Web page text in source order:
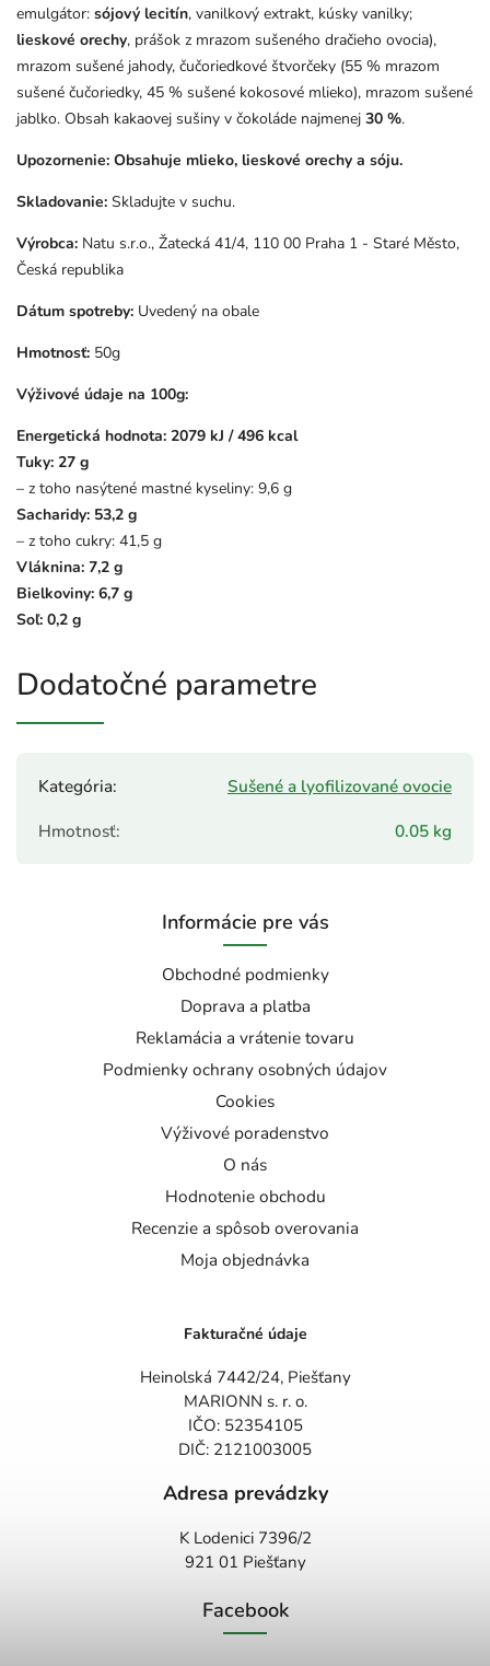
emulgátor: sójový lecitín, vanilkový extrakt, kúsky vanilky;
lieskové orechy, prášok z mrazom sušeného dračieho ovocia),
mrazom sušené jahody, čučoriedkové štvorčeky (55 % mrazom
sušené čučoriedky, 45 % sušené kokosové mlieko), mrazom sušené
jablko. Obsah kakaovej sušiny v čokoláde najmenej 30 %.
Upozornenie: Obsahuje mlieko, lieskové orechy a sóju.
Skladovanie: Skladujte v suchu.
Výrobca: Natu s.r.o., Žatecká 41/4, 110 00 Praha 1 - Staré Město,
Česká republika
Dátum spotreby: Uvedený na obale
Hmotnosť: 50g
Výživové údaje na 100g:
Energetická hodnota: 2079 kJ / 496 kcal
Tuky: 27 g
– z toho nasýtené mastné kyseliny: 9,6 g
Sacharidy: 53,2 g
– z toho cukry: 41,5 g
Vláknina: 7,2 g
Bielkoviny: 6,7 g
Soľ: 0,2 g
Dodatočné parametre
Kategória:
Sušené a lyofilizované ovocie
Hmotnosť: 0.05 kg
Informácie pre vás
Obchodné podmienky
Doprava a platba
Reklamácia a vrátenie tovaru
Podmienky ochrany osobných údajov
Cookies
Výživové poradenstvo
O nás
Hodnotenie obchodu
Recenzie a spôsob overovania
Moja objednávka
Fakturačné údaje
Heinolská 7442/24, Piešťany
MARIONN s. r. o.
IČO: 52354105
DIČ: 2121003005
Adresa prevádzky
K Lodenici 7396/2
921 01 Piešťany
Facebook